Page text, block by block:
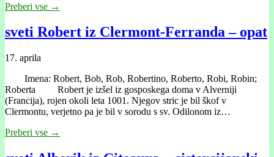
Preberi vse →
sveti Robert iz Clermont-Ferranda – opat
17. aprila
Imena: Robert, Bob, Rob, Robertino, Roberto, Robi, Robin;
Roberta Robert je izšel iz gosposkega doma v Alverniji
(Francija), rojen okoli leta 1001. Njegov stric je bil škof v
Clermontu, verjetno pa je bil v sorodu s sv. Odilonom iz…
Preberi vse →